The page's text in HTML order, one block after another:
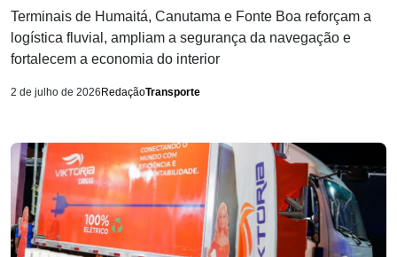
Terminais de Humaitá, Canutama e Fonte Boa reforçam a
logística fluvial, ampliam a segurança da navegação e
fortalecem a economia do interior
2 de julho de 2026 RedaçãoTransporte